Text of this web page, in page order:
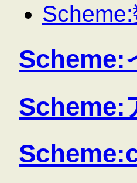
Scheme:
Scheme: